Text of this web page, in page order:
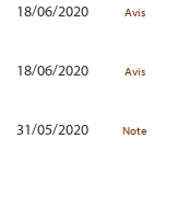
18/06/2020
Avis
18/06/2020
Avis
31/05/2020
Note